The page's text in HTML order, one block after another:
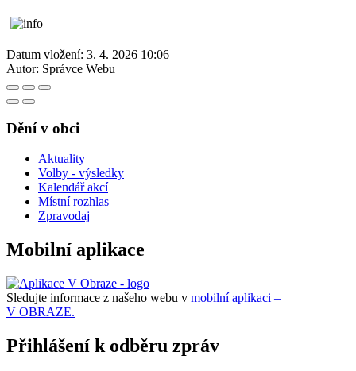
Datum vložení: 3. 4. 2026 10:06
Autor: Správce Webu
Dění v obci
Aktuality
Volby - výsledky
Kalendář akcí
Místní rozhlas
Zpravodaj
Mobilní aplikace
Sledujte informace z našeho webu v mobilní aplikaci –
V OBRAZE.
Přihlášení k odběru zpráv